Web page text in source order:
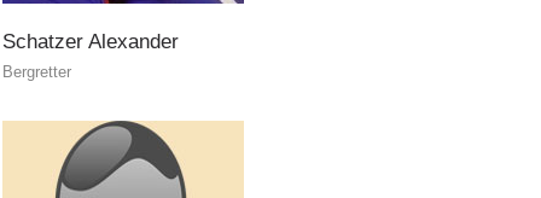
Schatzer Alexander
Bergretter